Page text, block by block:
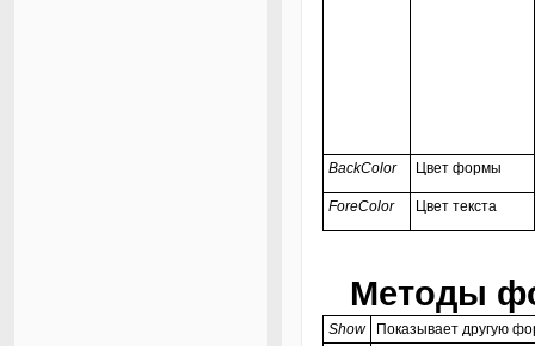
BackColor Цвет формы
ForeColor Цвет текста
Методы
Show
Показывает другую